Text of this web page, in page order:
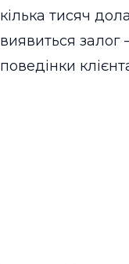
кілька тисяч
виявиться залог
поведінки